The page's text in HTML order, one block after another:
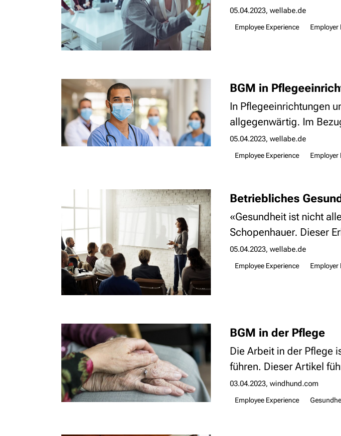
05.04.2023 wellabe.de
Employee Experience Employer
BGM in
In Pflegeeinrichtungen
allgegenwärtig. Im
05.04.2023 wellabe.de
Employee Experience Employer
Betriebliches
«Gesundheit ist nicht
Schopenhauer. Dieser
05.04.2023 wellabe.de
Employee Experience Employer
BGM in der Pflege
Die Arbeit in der Pflege
führen. Dieser Artikel
03.04.2023 windhund.com
Employee Experience